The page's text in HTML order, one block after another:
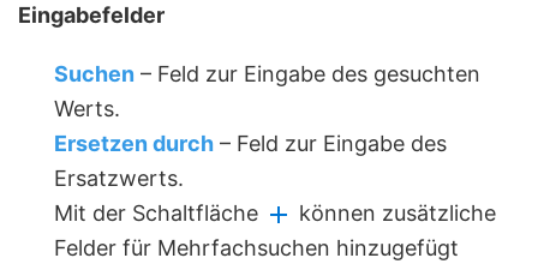
Eingabefelder
Suchen – Feld zur Eingabe des gesuchten
Werts.
Ersetzen durch – Feld zur Eingabe des
Ersatzwerts.
Mit der Schaltfläche
können zusätzliche
Felder für Mehrfachsuchen hinzugefügt